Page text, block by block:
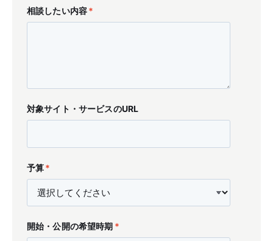
相談したい内容*
対象サイト・サービスのURL
予算*
開始・公開の希望時期 *